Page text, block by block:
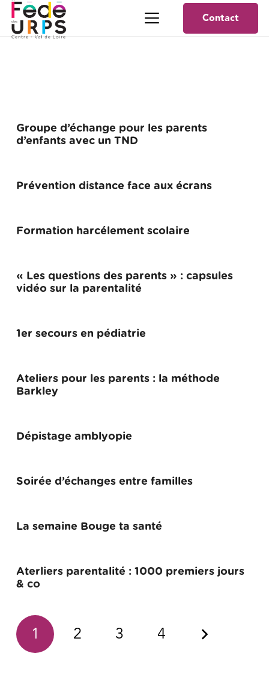
Contact
Groupe d’échange pour les parents
d’enfants avec un TND
Prévention distance face aux écrans
Formation harcélement scolaire
« Les questions des parents » : capsules
vidéo sur la parentalité
1er secours en pédiatrie
Ateliers pour les parents : la méthode
Barkley
Dépistage amblyopie
Soirée d’échanges entre familles
La semaine Bouge ta santé
Aterliers parentalité : 1000 premiers jours
& co
1 2 3 4